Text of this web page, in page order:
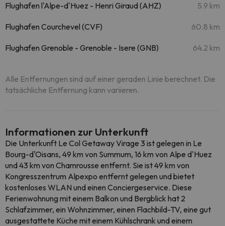
Flughafen l'Alpe-d'Huez - Henri Giraud (AHZ) 5.9 km
Flughafen Courchevel (CVF) 60.8 km
Flughafen Grenoble - Grenoble - Isere (GNB) 64.2 km
Alle Entfernungen sind auf einer geraden Linie berechnet. Die
tatsächliche Entfernung kann variieren.
Informationen zur Unterkunft
Die Unterkunft Le Col Getaway Virage 3 ist gelegen in Le
Bourg-dʼOisans, 49 km von Summum, 16 km von Alpe d'Huez
und 43 km von Chamrousse entfernt. Sie ist 49 km von
Kongresszentrum Alpexpo entfernt gelegen und bietet
kostenloses WLAN und einen Conciergeservice. Diese
Ferienwohnung mit einem Balkon und Bergblick hat 2
Schlafzimmer, ein Wohnzimmer, einen Flachbild-TV, eine gut
ausgestattete Küche mit einem Kühlschrank und einem